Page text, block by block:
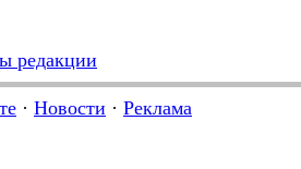
редакции
· Новости · Реклама